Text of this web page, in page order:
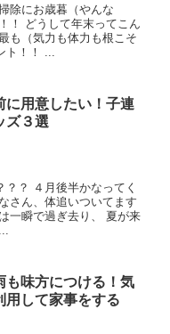
除にお歳暮（やんな
！ どうして年末ってこん
も（気力も体力も根こそ
！！ ...
に用意したい！子連
ズ３選
？ ４月後半かなってく
さん、体追いついてます
一瞬で過ぎ去り、 夏が来
も味方につける！気
用して家事をする